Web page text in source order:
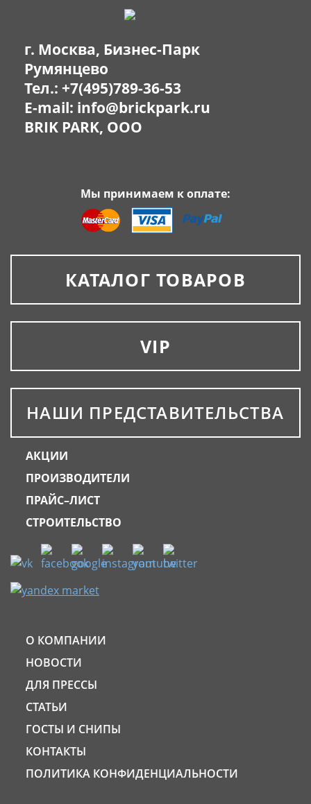
г. Москва, Бизнес-Парк
Румянцево
Тел.: +7(495)789-36-53
E-mail: info@brickpark.ru
BRIK PARK, OOO
Мы принимаем к оплате:
КАТАЛОГ ТОВАРОВ
VIP
НАШИ ПРЕДСТАВИТЕЛЬСТВА
АКЦИИ
ПРОИЗВОДИТЕЛИ
ПРАЙС–ЛИСТ
СТРОИТЕЛЬСТВО
О КОМПАНИИ
НОВОСТИ
ДЛЯ ПРЕССЫ
СТАТЬИ
ГОСТЫ И СНИПЫ
КОНТАКТЫ
ПОЛИТИКА КОНФИДЕНЦИАЛЬНОСТИ